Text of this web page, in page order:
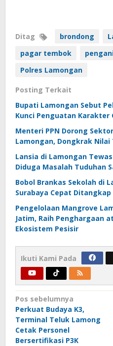
Ditag brondong
pagar tembok
Polres Lamongan
Posting Terkait
Bupati Lamongan Sebut
Kunci Penguatan Karakter
Menteri PPN Dorong
Lamongan, Dongkrak Nilai
Lansia di Lamongan
Diduga Masalah Tuduhan
Bobol Brankas Sekolah di
Surabaya Cepat Ditangkap
Pengelolaan Mangrove
Jatim, Raih Penghargaan
Ekosistem Pesisir
Ikuti Kami Pada
Navigasi
pos
Pos sebelumnya
Perkuat Budaya K3,
Terminal Teluk Lamong
Cetak Personel
Bersertifikasi P3K